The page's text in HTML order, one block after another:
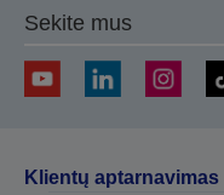
Sekite mus
Klientų aptarnavimas